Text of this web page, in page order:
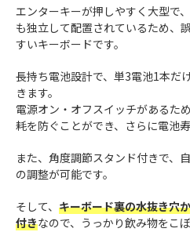
エンターキーが押しやすく大型で
も独立して配置されているため、
すいキーボードです。
長持ち電池設計で、単3電池1本だ
きます。
電源オン・オフスイッチがあるた
耗を防ぐことができ、さらに電池寿
また、角度調節スタンド付きで、
の調整が可能です。
そして、 キーボード裏の水抜き穴
付きなので、うっかり飲み物をこ